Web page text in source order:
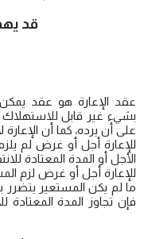
قد
عقد الإعارة هو عقد يمكن
بشيء غير قابل
على أن يرده، كما أن
للإعارة أجل أو غرض لم
الأجل أو المدة المعتادة
للإعارة أجل أو غرض لزم
ما لم يكن المستعير يتضرر
فإن تجاوز المدة المعتادة